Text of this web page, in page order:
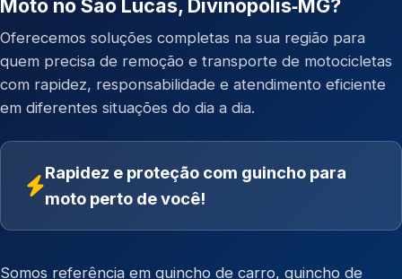
Moto no São Lucas, Divinópolis‑MG?
Oferecemos soluções completas na sua região para
quem precisa de remoção e transporte de motocicletas
com rapidez, responsabilidade e atendimento eficiente
em diferentes situações do dia a dia.
Rapidez e proteção com guincho para
moto perto de você!
Somos referência em guincho de carro, guincho de